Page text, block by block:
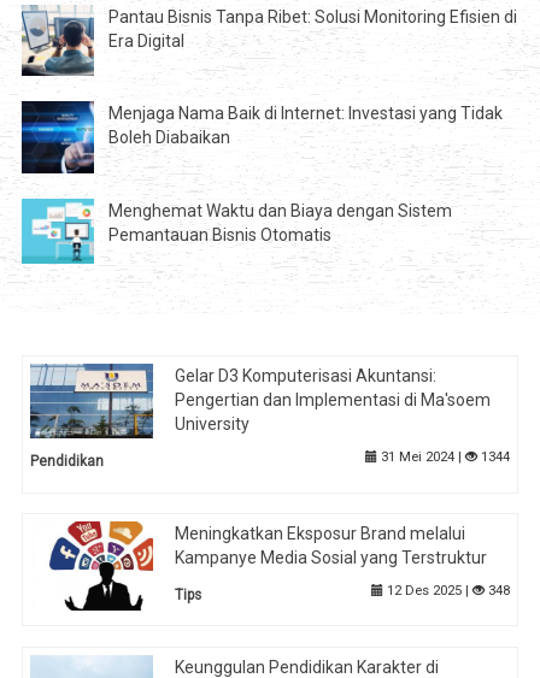
Pantau Bisnis Tanpa Ribet: Solusi Monitoring Efisien di
Era Digital
Menjaga Nama Baik di Internet: Investasi yang Tidak
Boleh Diabaikan
Menghemat Waktu dan Biaya dengan Sistem
Pemantauan Bisnis Otomatis
Gelar D3 Komputerisasi Akuntansi:
Pengertian dan Implementasi di Ma'soem
University
Pendidikan 31 Mei 2024 | 1344
Meningkatkan Eksposur Brand melalui
Kampanye Media Sosial yang Terstruktur
Tips 12 Des 2025 | 348
Keunggulan Pendidikan Karakter di